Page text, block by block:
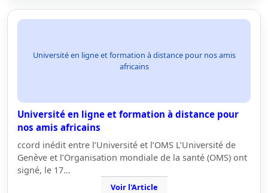
Université en ligne et formation à distance pour nos amis
africains
Université en ligne et formation à distance pour
nos amis africains
ccord inédit entre l’Université et l’OMS L’Université de
Genève et l’Organisation mondiale de la santé (OMS) ont
signé, le 17…
Voir l'Article